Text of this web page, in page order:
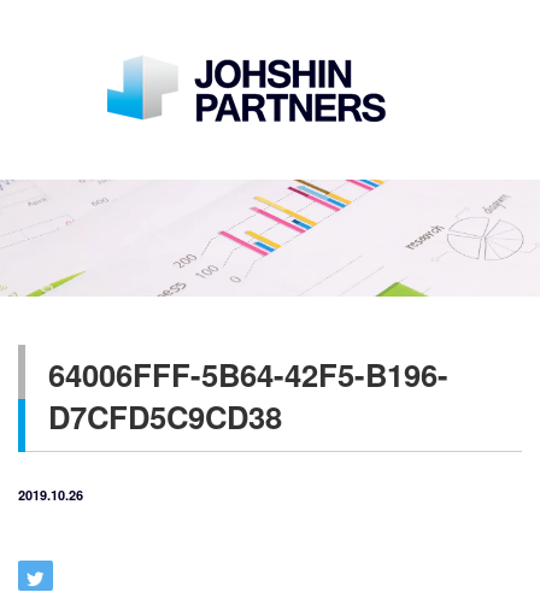
64006FFF-5B64-42F5-B196-
D7CFD5C9CD38
2019.10.26